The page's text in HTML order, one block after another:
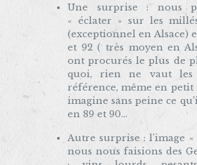
Une surprise : nous
« éclater » sur les
(exceptionnel en Alsace)
et 92 ( très moyen en
ont procurés le plus de
quoi, rien ne vaut les
référence, même en petit
imagine sans peine ce
en 89 et 90…
Autre surprise : l’image «
nous nous faisions des